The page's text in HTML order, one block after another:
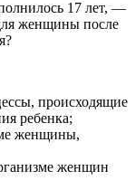
17 лет, —
женщины после
происходящие
ребенка;
женщины,
женщин